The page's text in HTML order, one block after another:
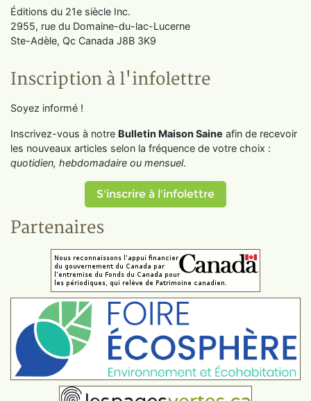
Éditions du 21e siècle Inc.
2955, rue du Domaine-du-lac-Lucerne
Ste-Adèle, Qc Canada J8B 3K9
Inscription à l'infolettre
Soyez informé !
Inscrivez-vous à notre Bulletin Maison Saine afin de recevoir
les nouveaux articles selon la fréquence de votre choix :
quotidien, hebdomadaire ou mensuel.
S'inscrire à l'infolettre
Partenaires